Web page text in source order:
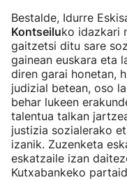
Bestalde, Idurre
Kontseiluko idazkari
gaitzetsi ditu sare
gainean euskara eta
diren garai honetan,
judizial betean, oso
behar lukeen
talentua talkan
justizia sozialerako
izanik. Zuzenketa
eskatzaile izan
Kutxabankeko